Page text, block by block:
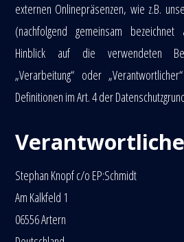
externen Onlinepräsenzen, wie z.B.
(nachfolgend gemeinsam bezeichnet
Hinblick auf die verwendeten
„Verarbeitung“ oder
Definitionen im Art. 4 der
Stephan Knopf c/o EP:Schmidt
Am Kalkfeld 1
06556 Artern